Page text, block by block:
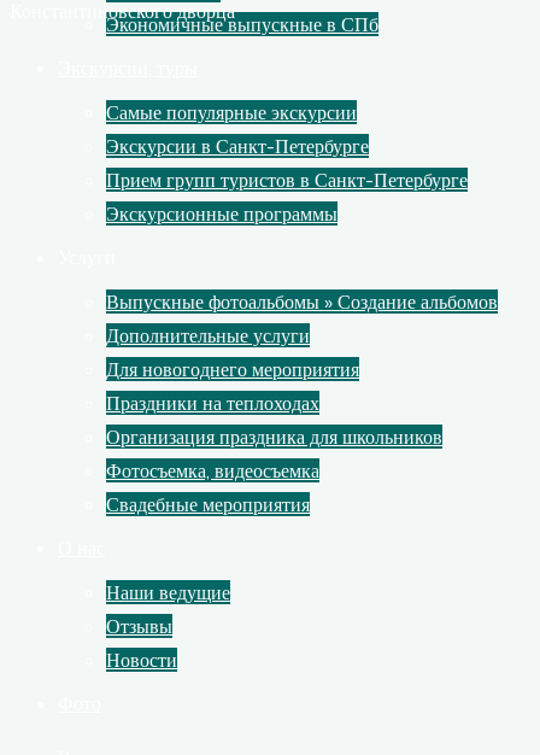
Экономичные выпускные в СПб
Самые популярные экскурсии
Экскурсии в Санкт-Петербурге
Прием групп туристов в Санкт-Петербурге
Экскурсионные программы
Выпускные фотоальбомы » Создание альбомов
Дополнительные услуги
Для новогоднего мероприятия
Праздники на теплоходах
Организация праздника для школьников
Фотосъемка, видеосъемка
Свадебные мероприятия
Наши ведущие
Отзывы
Новости
Константиновского дворца